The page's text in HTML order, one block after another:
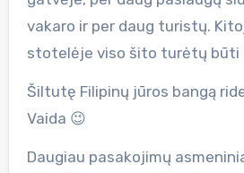
vakaro ir per daug turistų.
stotelėje viso šito turėtų būti
Šiltutę Filipinų jūros bangą
Vaida 😉
Daugiau pasakojimų